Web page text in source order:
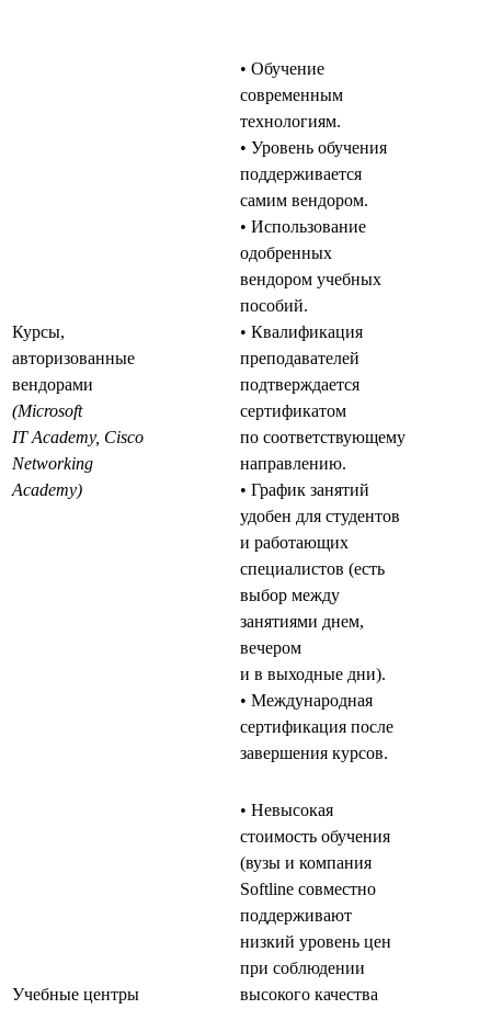
Курсы,
авторизованные
вендорами
(Microsoft
IT Academy, Cisco
Networking
Academy)
• Обучение
современным
технологиям.
• Уровень обучения
поддерживается
самим вендором.
• Использование
одобренных
вендором учебных
пособий.
• Квалификация
преподавателей
подтверждается
сертификатом
по соответствующему
направлению.
• График занятий
удобен для студентов
и работающих
специалистов (есть
выбор между
занятиями днем,
вечером
и в выходные дни).
• Международная
сертификация после
завершения курсов.
Учебные центры
• Невысокая
стоимость обучения
(вузы и компания
Softline совместно
поддерживают
низкий уровень цен
при соблюдении
высокого качества